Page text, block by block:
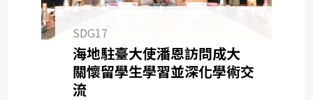
SDG17
海地駐臺大使潘恩訪問成大
關懷留學生學習並深化學術交
流